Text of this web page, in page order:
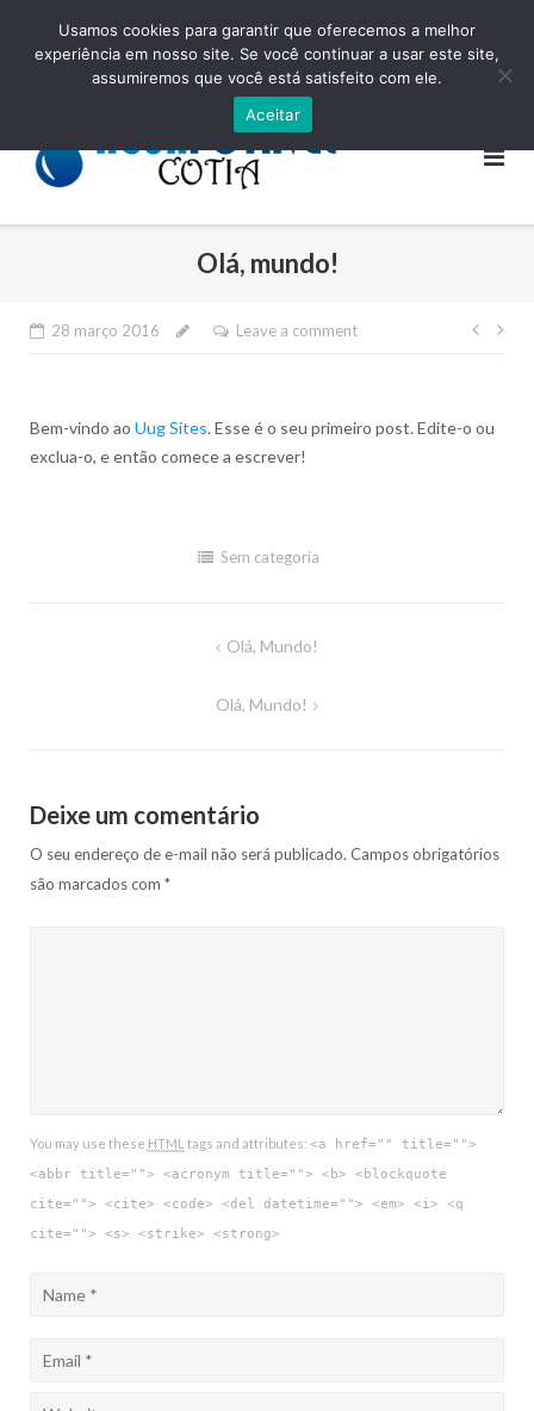
content
(11) 4616-2319 aguapotavelcotia@outlook.com
Serviços Frota Contato
Olá, mundo!
28 março 2016 Leave a comment
Bem-vindo ao Uug Sites. Esse é o seu primeiro post. Edite-o ou
exclua-o, e então comece a escrever!
Sem categoria
Olá, Mundo!
Olá, Mundo!
Deixe um comentário
O seu endereço de e-mail não será publicado. Campos obrigatórios
são marcados com *
You may use these HTML tags and attributes: <a href="" title="">
<abbr title=""> <acronym title=""> <b> <blockquote
cite=""> <cite> <code> <del datetime=""> <em> <i> <q
cite=""> <s> <strike> <strong>
Usamos cookies para garantir que oferecemos a melhor
experiência em nosso site. Se você continuar a usar este site,
assumiremos que você está satisfeito com ele.
Aceitar